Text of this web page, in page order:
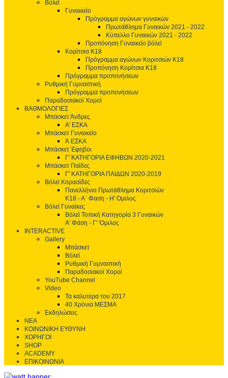
Βόλεϊ
Γυναικείο
Πρόγραμμα αγώνων γυναικών
Πρωτάθλημα Γυναικών 2021 - 2022
Κύπελλο Γυναικών 2021 - 2022
Προπόνηση Γυναικείο βόλεϊ
Κορίτσια Κ18
Πρόγραμμα αγώνων Κοριτσιών Κ18
Προπόνηση Κορίτσια Κ18
Πρόγραμμα προπονήσεων
Ρυθμική Γυμναστική
Πρόγραμμα προπονήσεων
Παραδοσιακοί Χοροί
ΒΑΘΜΟΛΟΓΙΕΣ
Μπάσκετ Άνδρες
Α' ΕΣΚΑ
Μπάσκετ Γυναικείο
Ά ΕΣΚΑ
Μπάσκετ Έφηβοι
Γ' ΚΑΤΗΓΟΡΙΑ ΕΦΗΒΩΝ 2020-2021
Μπάσκετ Παίδες
Γ' ΚΑΤΗΓΟΡΙΑ ΠΑΙΔΩΝ 2020-2019
Βόλεϊ Κορασίδες
Πανελλήνιο Πρωτάθλημα Κοριτσιών
Κ18 - Α΄ Φαση - H' Ομιλος
Βόλεϊ Γυναίκες
Βόλεϊ Τοπική Κατηγορία 3 Γυναικών
Α' Φάση - Γ' 'Ομιλος
INTERACTIVE
Gallery
Μπάσκετ
Βόλεϊ
Ρυθμική Γυμναστική
Παραδοσιακοί Χοροί
YouTube Channel
Video
Τα καλυτερα του 2017
40 Χρόνια ΜΕΣΜΑ
Εκδηλώσεις
ΝΕΑ
ΚΟΙΝΩΝΙΚΗ ΕΥΘΥΝΗ
ΧΟΡΗΓΟΙ
SHOP
ACADEMY
ΕΠΙΚΟΙΝΩΝΙΑ